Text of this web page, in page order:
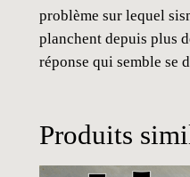
problème sur lequel
planchent depuis plus
réponse qui semble se
Produits